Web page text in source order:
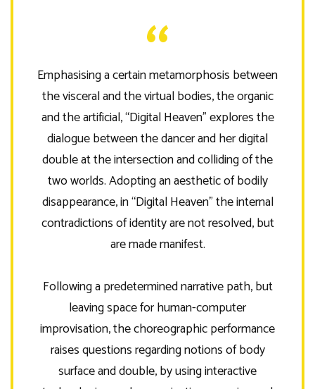
Emphasising a certain metamorphosis between
the visceral and the virtual bodies, the organic
and the artificial, “Digital Heaven” explores the
dialogue between the dancer and her digital
double at the intersection and colliding of the
two worlds. Adopting an aesthetic of bodily
disappearance, in “Digital Heaven” the internal
contradictions of identity are not resolved, but
are made manifest.
Following a predetermined narrative path, but
leaving space for human-computer
improvisation, the choreographic performance
raises questions regarding notions of body
surface and double, by using interactive